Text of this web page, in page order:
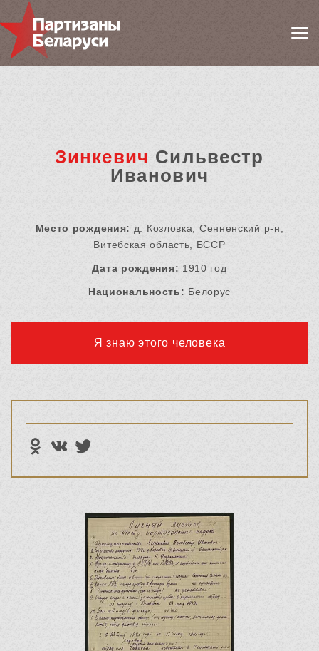
Зинкевич Сильвестр
Иванович
Место рождения: д. Козловка, Сенненский р-н,
Витебская область, БССР
Дата рождения: 1910 год
Национальность: Белорус
Я знаю этого человека